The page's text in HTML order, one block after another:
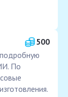
500
По